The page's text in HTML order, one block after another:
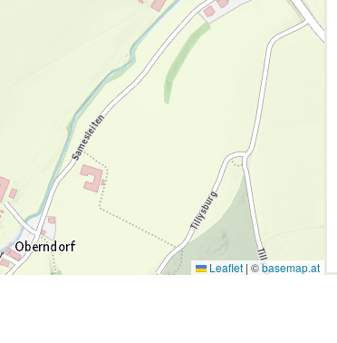
Leaflet | ©basemap.at